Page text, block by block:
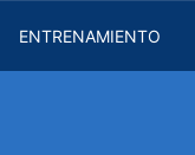
ENTRENAMIENTO